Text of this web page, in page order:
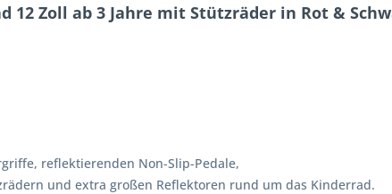
Zoll ab 3 Jahre mit Stützräder in Rot &
reflektierenden Non-Slip-Pedale,
und extra großen Reflektoren rund um das Kinderrad.